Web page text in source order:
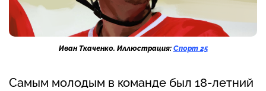
Иван Ткаченко. Иллюстрация: Спорт 25
Самым молодым в команде был 18-летний